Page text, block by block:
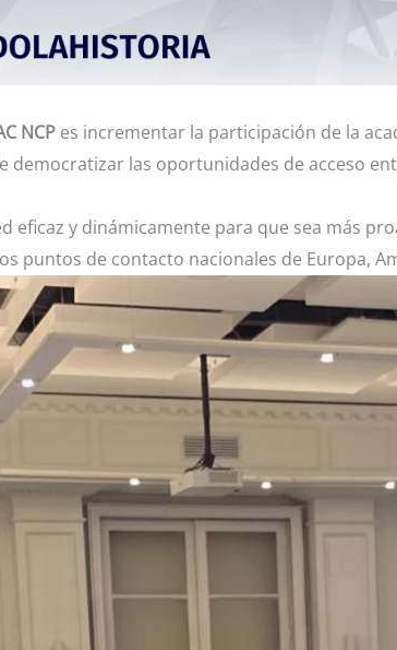
NCPes incrementar la participación de la
democratizar las oportunidades de acceso
eficaz y dinámicamente para que sea más
puntos de contacto nacionales de Europa,